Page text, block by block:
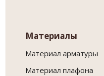
Материалы
Материал арматуры
Материал плафона